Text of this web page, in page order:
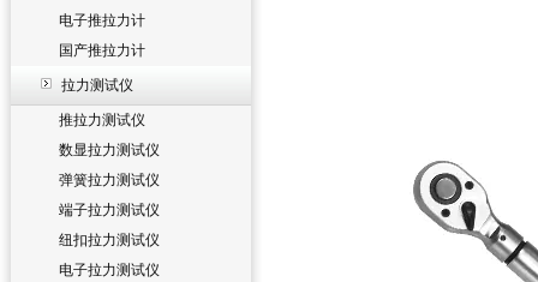
电子推拉力计
国产推拉力计
拉力测试仪
推拉力测试仪
数显拉力测试仪
弹簧拉力测试仪
端子拉力测试仪
纽扣拉力测试仪
电子拉力测试仪